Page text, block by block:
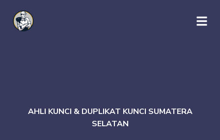
AHLI KUNCI & DUPLIKAT KUNCI SUMATERA
SELATAN